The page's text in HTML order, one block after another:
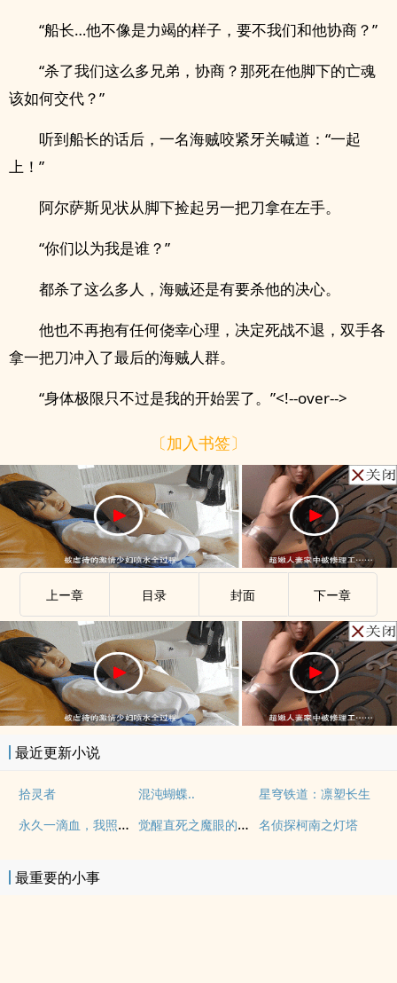
“船长…他不像是力竭的样子，要不我们和他协商？”
“杀了我们这么多兄弟，协商？那死在他脚下的亡魂
该如何交代？”
听到船长的话后，一名海贼咬紧牙关喊道：“一起
上！”
阿尔萨斯见状从脚下捡起另一把刀拿在左手。
“你们以为我是谁？”
都杀了这么多人，海贼还是有要杀他的决心。
他也不再抱有任何侥幸心理，决定死战不退，双手各
拿一把刀冲入了最后的海贼人群。
“身体极限只不过是我的开始罢了。”<!--over-->
〔加入书签〕
上ー章 目录 封面 下ー章
最近更新小说
拾灵者 混沌蝴蝶.. 星穹铁道：凛塑长生
永久一滴血，我照样无敌于世！ 觉醒直死之魔眼的我在超神学院 名侦探柯南之灯塔
最重要的小事